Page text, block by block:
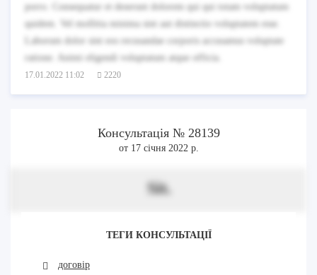
porro. Consequatur et deserunt dolorem qui qui totam voluptatum
quidem. Vel mollitia minima sint aut distinctio voluptatem esse.
Laborum dolor sint eos recusandae corporis accusamus voluptate
ratione. Animi eligendi voluptatum atque officia.
17.01.2022 11:02 2220
Консультація № 28139
от 17 січня 2022 р.
Sit.
ТЕГИ КОНСУЛЬТАЦІЇ
договір